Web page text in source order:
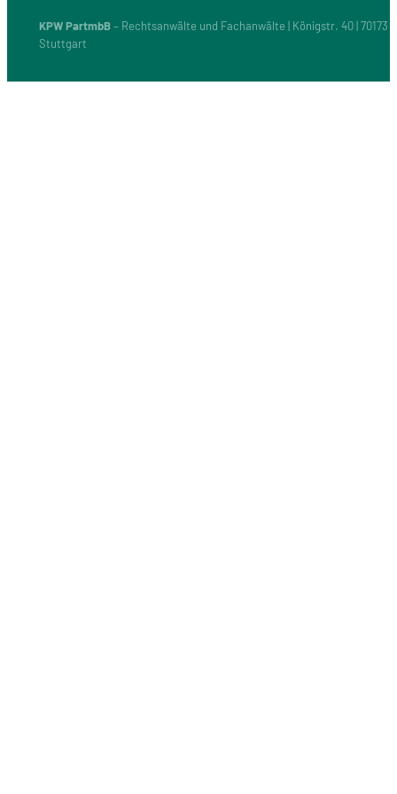
KPW PartmbB– Rechtsanwälte und Fachanwälte | Königstr. 40 | 70173
Stuttgart